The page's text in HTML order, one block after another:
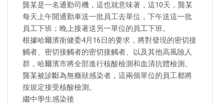
龔某是一名通勤司機，這也就意味著，這10天，龔某
每天上午開通勤車送一批員工去單位，下午送這一批
員工下班；晚上接著送另一單位的員工下班。
根據哈爾濱衛健委4月16日的要求，將對發現的密切接
觸者、密切接觸者的密切接觸者、以及其他高風險人
群，哈爾濱市將全部進行核酸檢測和血清抗體檢測。
龔某被診斷為無癥狀感染者，這兩個單位的員工都將
按規定接受核酸檢測。
繼中學生感染後